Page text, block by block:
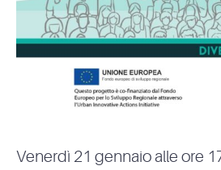
Venerdì 21 gennaio alle ore